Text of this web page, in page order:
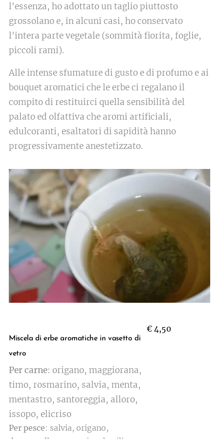
l'essenza, ho adottato un taglio piuttosto
grossolano e, in alcuni casi, ho conservato
l'intera parte vegetale (sommità fiorita, foglie,
piccoli rami).
Alle intense sfumature di gusto e di profumo e ai
bouquet aromatici che le erbe ci regalano il
compito di restituirci quella sensibilità del
palato ed olfattiva che aromi artificiali,
edulcoranti, esaltatori di sapidità hanno
progressivamente anestetizzato.
Miscela di erbe aromatiche in vasetto di
vetro
Per carne: origano, maggiorana,
timo, rosmarino, salvia, menta,
mentastro, santoreggia, alloro,
issopo, elicriso
Per pesce: salvia, origano,
€ 4,50